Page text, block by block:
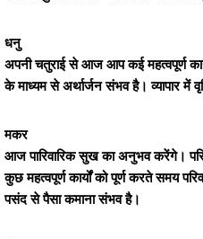
धनु
अपनी चतुराई से आज आप कई महत्वपूर्ण
के माध्यम से अर्थार्जन संभव है। व्यापार में
मकर
आज पारिवारिक सुख का अनुभव करेंगे।
कुछ महत्वपूर्ण कार्यों को पूर्ण करते समय
पसंद से पैसा कमाना संभव है।